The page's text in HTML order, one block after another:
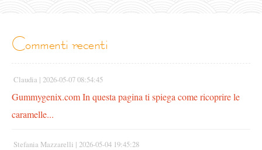
commenti recenti
Claudia | 2026-05-07 08:54:45
Gummygenix.com In questa pagina ti spiega come ricoprire le
caramelle...
Stefania Mazzarelli | 2026-05-04 19:45:28